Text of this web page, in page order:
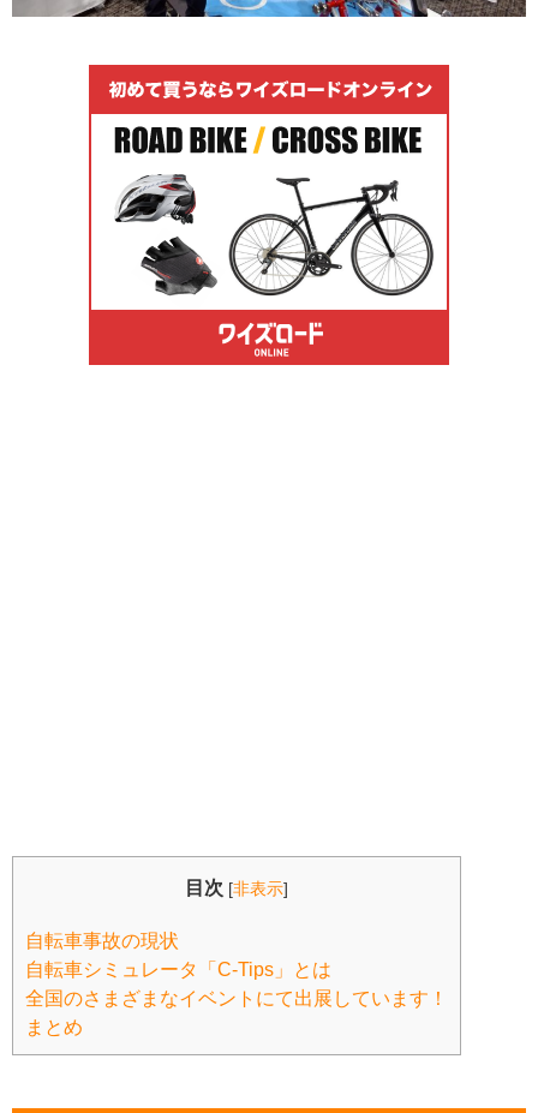
目次 [非表示]
自転車事故の現状
自転車シミュレータ「C-Tips」とは
全国のさまざまなイベントにて出展しています！
まとめ